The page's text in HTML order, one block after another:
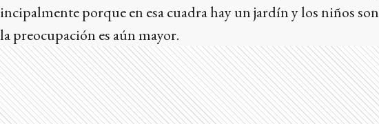
porque en esa cuadra hay un jardín y los niños son
preocupación es aún mayor.